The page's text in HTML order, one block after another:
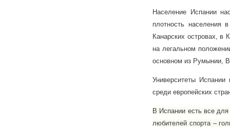
Население Испании
плотность населения
Канарских островах, в
на легальном
основном из Румынии,
Университеты
среди европейских
В Испании есть все
любителей спорта –